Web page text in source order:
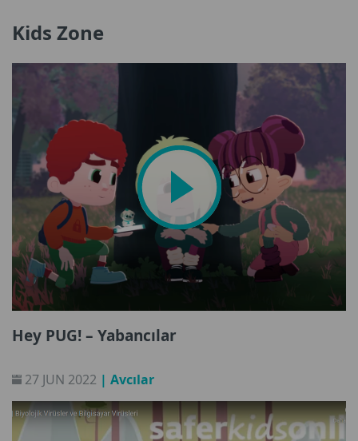
Kids Zone
Hey PUG! – Yabancılar
27 JUN 2022 | Avcılar